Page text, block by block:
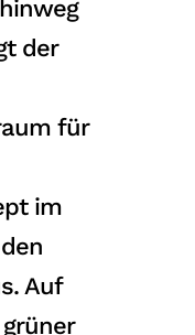
der
für
im
Auf